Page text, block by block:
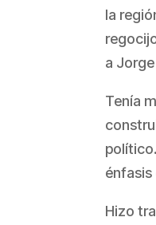
la
a
Tenía
énfasis
Hizo